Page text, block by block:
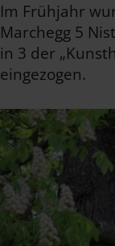
Im Frühjahr
Marchegg 5
in 3 der
eingezogen.